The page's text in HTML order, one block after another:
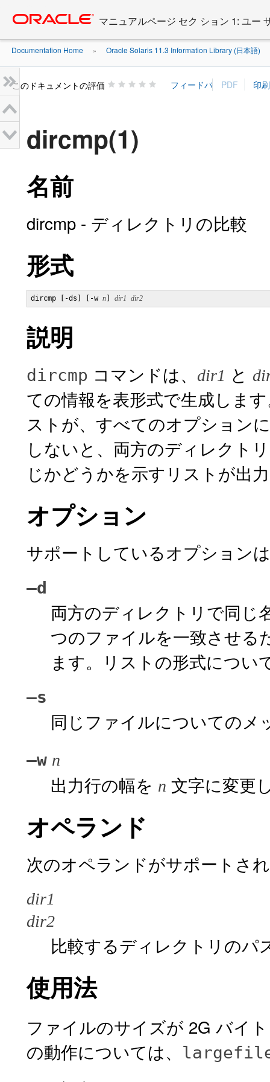
content
マニュアルページ セク ション 1: ユー
Documentation Home » Oracle Solaris 11.3 Information Library (日本語)
このドキュメントの評価
dircmp(1)
名前
dircmp - ディレクトリの比較
形式
dircmp [-ds] [-w n dir1 dir2
説明
dircmp コマンドは、 dir1 と
ての情報を表形式で生成しま
ストが、すべてのオプション
しないと、両方のディレクト
じかどうかを示すリストが出
オプション
サポートしているオプション
–d
両方のディレクトリで同じ
つのファイルを一致させる
ます。リストの形式につい
–s
同じファイルについてのメ
–w n
出力行の幅を n 文字に変更
オペランド
次のオペランドがサポートさ
dir1
dir2
比較するディレクトリのパ
使用法
ファイルのサイズが 2G バイ
の動作については、